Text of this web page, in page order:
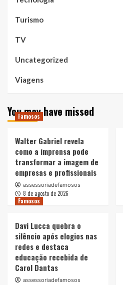
Turismo
TV
Uncategorized
Viagens
You may have missed
Famosos
Walter Gabriel revela
como a imprensa pode
transformar a imagem de
empresas e profissionais
assessoriadefamosos
8 de agosto de 2026
Famosos
Davi Lucca quebra o
silêncio após elogios nas
redes e destaca
educação recebida de
Carol Dantas
assessoriadefamosos